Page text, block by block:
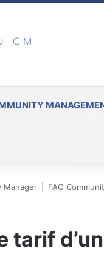
Manager FAQ
tarif